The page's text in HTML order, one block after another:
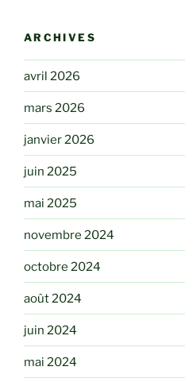
ARCHIVES
avril 2026
mars 2026
janvier 2026
juin 2025
mai 2025
novembre 2024
octobre 2024
août 2024
juin 2024
mai 2024